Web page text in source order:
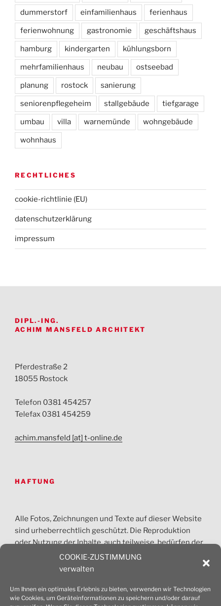
COOKIE-ZUSTIMMUNG
verwalten
Um Ihnen ein optimales Erlebnis zu bieten, verwenden wir Technologien
wie Cookies, um Geräteinformationen zu speichern und/oder darauf
dummerstorf einfamilienhaus ferienhaus
ferienwohnung gastronomie geschäftshaus
hamburg kindergarten kühlungsborn
mehrfamilienhaus neubau ostseebad
planung rostock sanierung
seniorenpflegeheim stallgebäude tiefgarage
umbau villa warnemünde wohngebäude
wohnhaus
RECHTLICHES
cookie-richtlinie (EU)
datenschutz­erklärung
impressum
DIPL.-ING.
ACHIM MANSFELD ARCHITEKT
Pferdestraße 2
18055 Rostock
Telefon 0381 454257
Telefax 0381 454259
achim.mansfeld [at] t-online.de
HAFTUNG
Alle Fotos, Zeichnungen und Texte auf dieser Website
sind urheberrechtlich geschützt. Die Reproduktion
oder Nutzung der Inhalte, auch teilweise, bedürfen der
vorherigen Absprache. Jede gewerbliche Nutzung ist
honorarpflichtig und nur nach Zustimmung des
© 2026 Dipl.-Ing. Achim Mansfeld Architekt